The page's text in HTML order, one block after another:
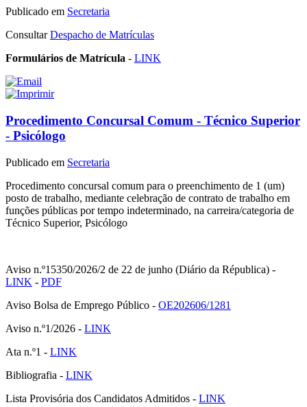
Publicado em Secretaria
ConsultarDespacho de Matrículas
Formulários de Matrícula - LINK
Procedimento Concursal Comum - Técnico Superior
- Psicólogo
Publicado em Secretaria
Procedimento concursal comum para o preenchimento de 1 (um)
posto de trabalho, mediante celebração de contrato de trabalho em
funções públicas por tempo indeterminado, na carreira/categoria de
Técnico Superior, Psicólogo
Aviso n.º15350/2026/2 de 22 de junho (Diário da Républica) -
LINK - PDF
Aviso Bolsa de Emprego Público - OE202606/1281
Aviso n.º1/2026 - LINK
Ata n.º1 - LINK
Bibliografia - LINK
Lista Provisória dos Candidatos Admitidos - LINK